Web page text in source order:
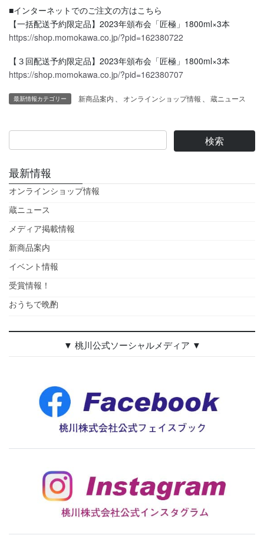
■インターネットでのご注文の方はこちら
【一括配送予約限定品】2023年頒布会「匠極」1800ml×3本
https://shop.momokawa.co.jp/?pid=162380722
【３回配送予約限定品】2023年頒布会「匠極」1800ml×3本
https://shop.momokawa.co.jp/?pid=162380707
最新情報カテゴリー 新商品案内 オンラインショップ情報 蔵ニュース
最新情報
オンラインショップ情報
蔵ニュース
メディア掲載情報
新商品案内
イベント情報
受賞情報！
おうちで晩酌
▼ 桃川公式ソーシャルメディア ▼